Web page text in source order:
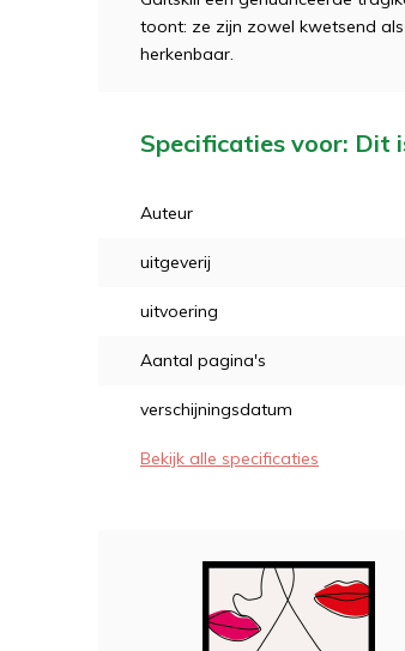
toont: ze zijn zowel kwetsend
herkenbaar.
Specificaties voor: Dit
Auteur
uitgeverij
uitvoering
Aantal pagina's
verschijningsdatum
Bekijk alle specificaties